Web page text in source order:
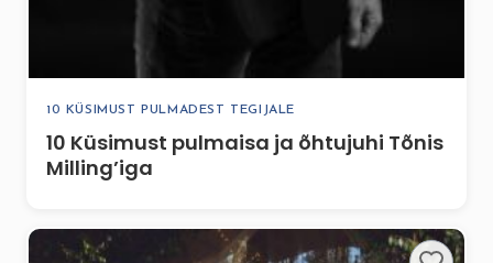
10 KÜSIMUST PULMADEST TEGIJALE
10 Küsimust pulmaisa ja õhtujuhi Tõnis
Milling’iga